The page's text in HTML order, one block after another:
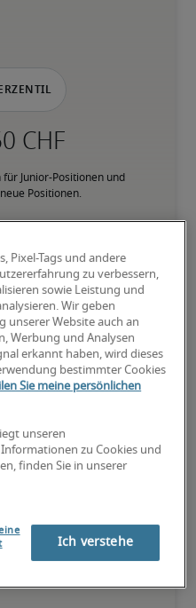
Junior-Positionen und
Positionen.
in der jeweiligen
der geforderten Fähigkeiten.
raren Fähigkeiten und / oder
Pixel-Tags und andere
zu verbessern,
sowie Leistung und
Wir geben
Website auch an
Werbung und Analysen
erkannt haben, wird dieses
bestimmter Cookies
Sie meine persönlichen
unseren
Informationen zu Cookies und
finden Sie in unserer
Ich verstehe